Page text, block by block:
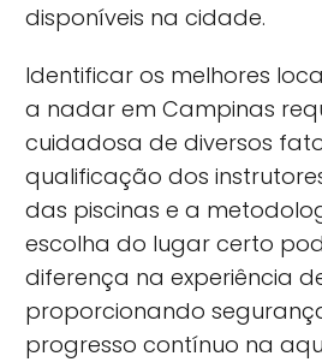
disponíveis na cidade.
Identificar os melhores
a nadar em Campinas
cuidadosa de diversos
qualificação dos
das piscinas e a
escolha do lugar certo
diferença na experiência
proporcionando
progresso contínuo na